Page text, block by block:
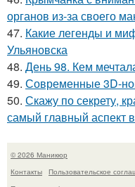
органов из-за своего
47. Какие легенды и
Ульяновска
48. День 98. Кем
49. Современные 3D-
50. Скажу по секрету,
самый главный аспект
© 2026 Маникюр
Контакты
Пользовательское